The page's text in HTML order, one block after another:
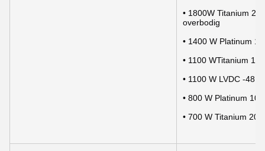
• 1800W Titanium
overbodig
• 1400 W Platinum
• 1100 WTitanium
• 1100 W LVDC -48
• 800 W Platinum
• 700 W Titanium